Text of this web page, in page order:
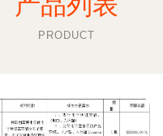
PRODUCT